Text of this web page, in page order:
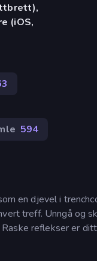
(iOS,
594
en djevel i
treff. Unngå og
reflekser er